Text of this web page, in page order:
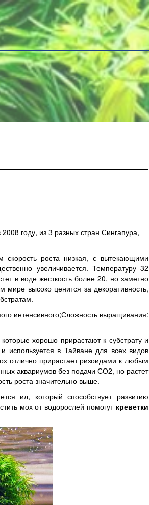
году, из 3 разных стран Сингапура,
роста низкая, с вытекающими
увеличивается. Температуру 32
в воде жесткость более 20, но заметно
высоко ценится за декоративность,
интенсивного;Сложность выращивания:
хорошо прирастают к субстрату и
используется в Тайване для всех видов
отлично прирастает ризоидами к любым
аквариумов без подачи СО2, но растет
роста значительно выше.
ил, который способствует развитию
мох от водорослей помогут креветки